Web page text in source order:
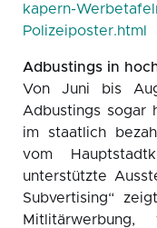
kapern-
Polizeiposter.html
Adbustings in
Von Juni bis
Adbustings sogar
im staatlich
vom
unterstützte
Subvertising“